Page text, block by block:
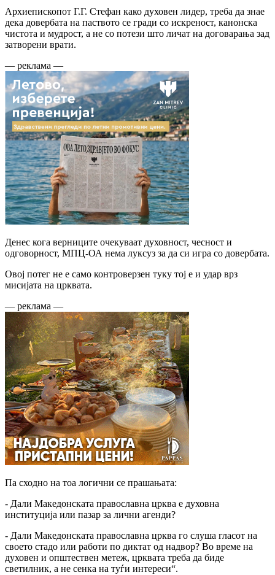
Архиепископот Г.Г. Стефан како духовен лидер, треба да знае
дека довербата на паството се гради со искреност, канонска
чистота и мудрост, а не со потези што личат на договарања зад
затворени врати.
— реклама —
Денес кога верниците очекуваат духовност, чесност и
одговорност, МПЦ-ОА нема луксуз за да си игра со довербата.
Овој потег не е само контроверзен туку тој е и удар врз
мисијата на црквата.
— реклама —
Па сходно на тоа логични се прашањата:
- Дали Македонската православна црква е духовна
институција или пазар за лични агенди?
- Дали Македонската православна црква го слуша гласот на
своето стадо или работи по диктат од надвор? Во време на
духовен и општествен метеж, црквата треба да биде
светилник, а не сенка на туѓи интереси“.